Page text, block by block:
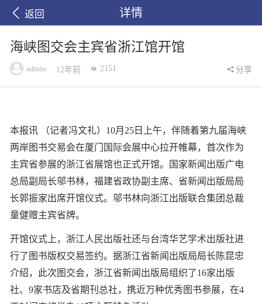
返回 详情
海峡图交会主宾省浙江馆开馆
admin 12年前 2151 分享
本报讯 （记者冯文礼）10月25日上午，伴随着第九届海峡
两岸图书交易会在厦门国际会展中心拉开帷幕，首次作为
主宾省参展的浙江省展馆也正式开馆。国家新闻出版广电
总局副局长邬书林，福建省政协副主席、省新闻出版局局
长郭振家出席开馆仪式。邬书林向浙江出版联合集团总裁
童健赠主宾省牌。
开馆仪式上，浙江人民出版社还与台湾华艺学术出版社进
行了图书版权交易签约。据浙江省新闻出版局局长陈昆忠
介绍，此次图交会，浙江省新闻出版局组织了16家出版
社、9家书店及省期刊总社，携近万种优秀图书参展，在4